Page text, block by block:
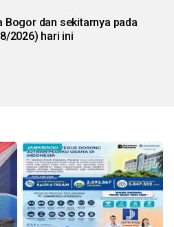
Bogor dan sekitarnya pada
2026) hari ini